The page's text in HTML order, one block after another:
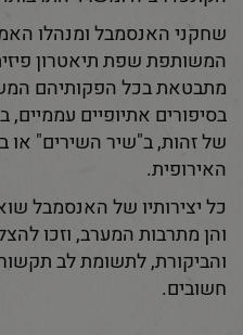
שחקני האנסמבל ומנהלו
המשותפת שפת תיאטרון
מתבטאת בכל הפקותיהם
בסיפורים אתיופיים
של זהות, ב"שיר השירים"
האירופית.
כל יצירותיו של האנסמבל
והן מתרבות המערב, וזכו
והביקורת, לתשומת לב
חשובים.